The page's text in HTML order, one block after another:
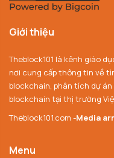
Giới thiệu
Theblock101 là kênh giáo
nơi cung cấp thông tin về
blockchain, phân tích dự
blockchain tại thị trường
Theblock101.com -Media
Menu